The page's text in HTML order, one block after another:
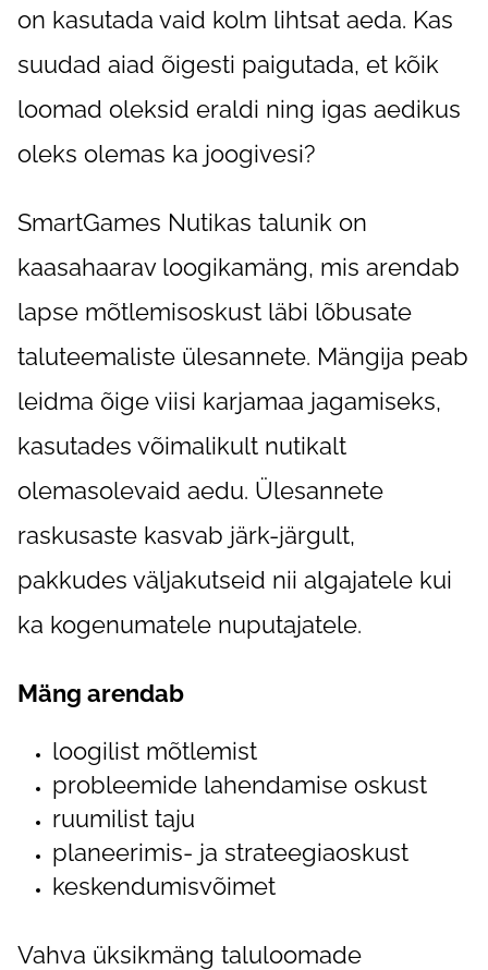
on kasutada vaid kolm lihtsat aeda. Kas
suudad aiad õigesti paigutada, et kõik
loomad oleksid eraldi ning igas aedikus
oleks olemas ka joogivesi?
SmartGames Nutikas talunik on
kaasahaarav loogikamäng, mis arendab
lapse mõtlemisoskust läbi lõbusate
taluteemaliste ülesannete. Mängija peab
leidma õige viisi karjamaa jagamiseks,
kasutades võimalikult nutikalt
olemasolevaid aedu. Ülesannete
raskusaste kasvab järk-järgult,
pakkudes väljakutseid nii algajatele kui
ka kogenumatele nuputajatele.
Mäng arendab
loogilist mõtlemist
probleemide lahendamise oskust
ruumilist taju
planeerimis- ja strateegiaoskust
keskendumisvõimet
Vahva üksikmäng taluloomade